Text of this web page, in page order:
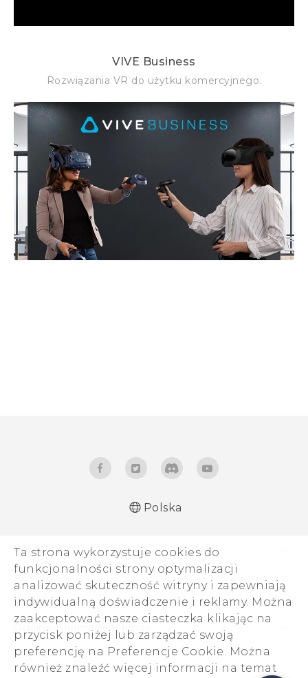
Ta strona wykorzystuje cookies do
funkcjonalności strony optymalizacji
analizować skuteczność witryny i zapewniają
indywidualną doświadczenie i reklamy. Można
zaakceptować nasze ciasteczka klikając na
przycisk poniżej lub zarządzać swoją
preferencję na Preferencje Cookie. Można
również znaleźć więcej informacji na temat
VIVE Business
Rozwiązania VR do użytku komercyjnego.
Polska
Produkty
Smartfony
5G
VIVE
Akcesoria
Strony
HTC Vive
HTC Dev
Pomoc
Pomoc
Pomoc E-commerce
Ogólne informacje o firmie
ESG
Informacje o firmie